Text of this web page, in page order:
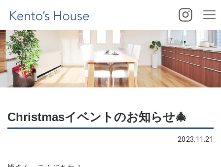
Christmasイベントのお知らせ🎄
2023.11.21